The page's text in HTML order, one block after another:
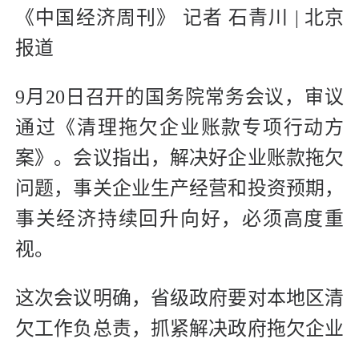
《中国经济周刊》 记者 石青川 | 北京
报道
9月20日召开的国务院常务会议，审议
通过《清理拖欠企业账款专项行动方
案》。会议指出，解决好企业账款拖欠
问题，事关企业生产经营和投资预期，
事关经济持续回升向好，必须高度重
视。
这次会议明确，省级政府要对本地区清
欠工作负总责，抓紧解决政府拖欠企业